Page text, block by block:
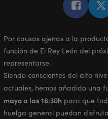
Por causas ajenas a la
función de El Rey León del
representarse.
Siendo conscientes del alto
actuales, hemos añadido una
mayo a las 16:30h para que
huelga general puedan